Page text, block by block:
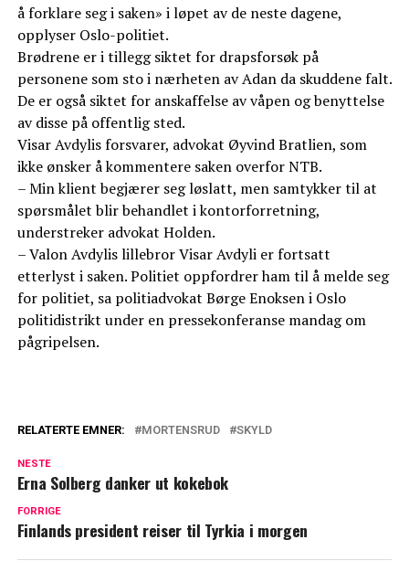
å forklare seg i saken» i løpet av de neste dagene,
opplyser Oslo-politiet.
Brødrene er i tillegg siktet for drapsforsøk på
personene som sto i nærheten av Adan da skuddene falt.
De er også siktet for anskaffelse av våpen og benyttelse
av disse på offentlig sted.
Visar Avdylis forsvarer, advokat Øyvind Bratlien, som
ikke ønsker å kommentere saken overfor NTB.
– Min klient begjærer seg løslatt, men samtykker til at
spørsmålet blir behandlet i kontorforretning,
understreker advokat Holden.
– Valon Avdylis lillebror Visar Avdyli er fortsatt
etterlyst i saken. Politiet oppfordrer ham til å melde seg
for politiet, sa politiadvokat Børge Enoksen i Oslo
politidistrikt under en pressekonferanse mandag om
pågripelsen.
RELATERTE EMNER: MORTENSRUD SKYLD
NESTE
Erna Solberg danker ut kokebok
FORRIGE
Finlands president reiser til Tyrkia i morgen